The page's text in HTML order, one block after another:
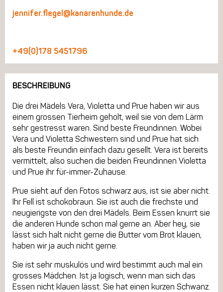
jennifer.flegel@kanarenhunde.de
+49(0)178 5451796
BESCHREIBUNG
Die drei Mädels Vera, Violetta und Prue haben wir aus
einem grossen Tierheim geholt, weil sie von dem Lärm
sehr gestresst waren. Sind beste Freundinnen. Wobei
Vera und Violetta Schwestern sind und Prue hat sich
als beste Freundin einfach dazu gesellt. Vera ist bereits
vermittelt, also suchen die beiden Freundinnen Violetta
und Prue ihr für-immer-Zuhause.
Prue sieht auf den Fotos schwarz aus, ist sie aber nicht.
Ihr Fell ist schokobraun. Sie ist auch die frechste und
neugierigste von den drei Mädels. Beim Essen knurrt sie
die anderen Hunde schon mal gerne an. Aber hey, sie
lässt sich halt nicht gerne die Butter vom Brot klauen,
haben wir ja auch nicht gerne.
Sie ist sehr muskulös und wird bestimmt auch mal ein
grosses Mädchen. Ist ja logisch, wenn man sich das
Essen nicht klauen lässt. Sie hat einen kurzen Schwanz.